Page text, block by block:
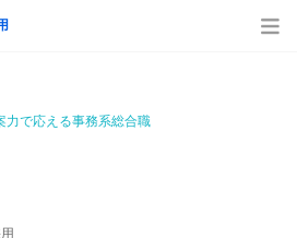
力で応える事務系総合職